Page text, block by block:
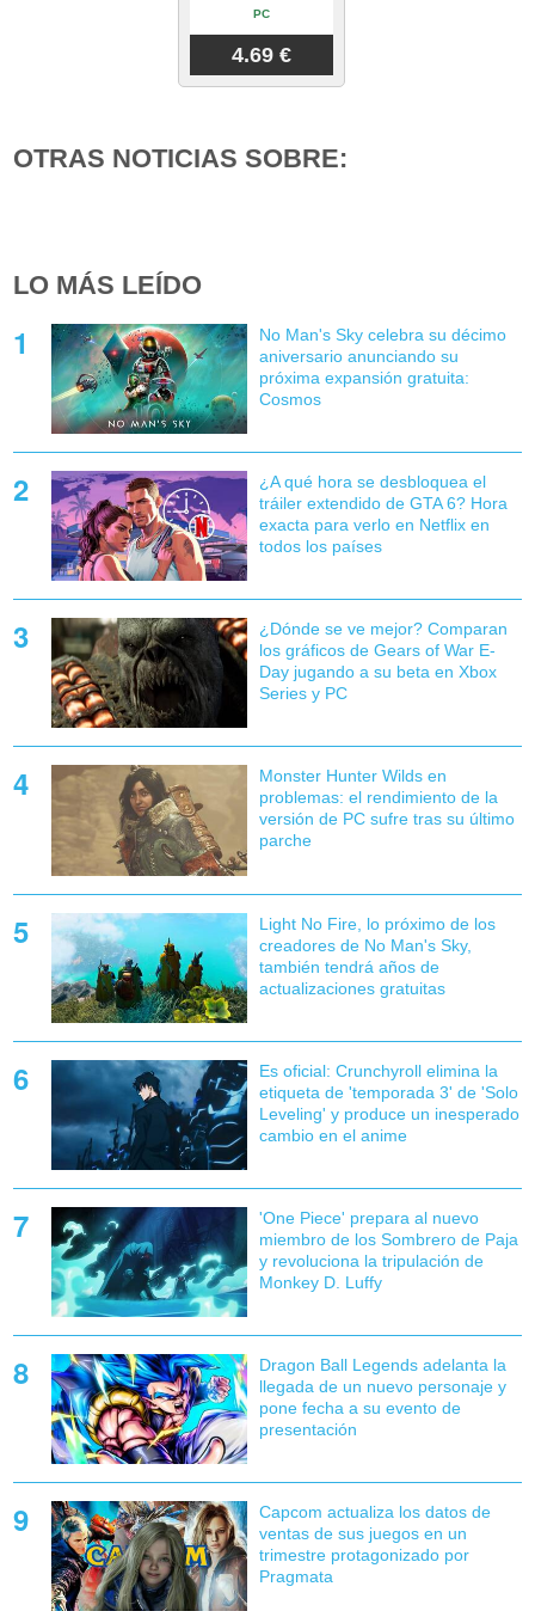
PC
4.69 €
OTRAS NOTICIAS SOBRE:
LO MÁS LEÍDO
No Man's Sky celebra su décimo
aniversario anunciando su
próxima expansión gratuita:
Cosmos
¿A qué hora se desbloquea el
tráiler extendido de GTA 6? Hora
exacta para verlo en Netflix en
todos los países
¿Dónde se ve mejor? Comparan
los gráficos de Gears of War E-
Day jugando a su beta en Xbox
Series y PC
Monster Hunter Wilds en
problemas: el rendimiento de la
versión de PC sufre tras su último
parche
Light No Fire, lo próximo de los
creadores de No Man's Sky,
también tendrá años de
actualizaciones gratuitas
Es oficial: Crunchyroll elimina la
etiqueta de 'temporada 3' de 'Solo
Leveling' y produce un inesperado
cambio en el anime
'One Piece' prepara al nuevo
miembro de los Sombrero de Paja
y revoluciona la tripulación de
Monkey D. Luffy
Dragon Ball Legends adelanta la
llegada de un nuevo personaje y
pone fecha a su evento de
presentación
Capcom actualiza los datos de
ventas de sus juegos en un
trimestre protagonizado por
Pragmata